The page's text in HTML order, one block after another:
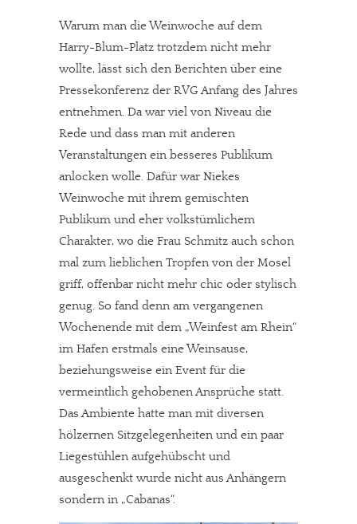
Warum man die Weinwoche auf dem
Harry-Blum-Platz trotzdem nicht mehr
wollte, lässt sich den Berichten über eine
Pressekonferenz der RVG Anfang des Jahres
entnehmen. Da war viel von Niveau die
Rede und dass man mit anderen
Veranstaltungen ein besseres Publikum
anlocken wolle. Dafür war Niekes
Weinwoche mit ihrem gemischten
Publikum und eher volkstümlichem
Charakter, wo die Frau Schmitz auch schon
mal zum lieblichen Tropfen von der Mosel
griff, offenbar nicht mehr chic oder stylisch
genug. So fand denn am vergangenen
Wochenende mit dem „Weinfest am Rhein“
im Hafen erstmals eine Weinsause,
beziehungsweise ein Event für die
vermeintlich gehobenen Ansprüche statt.
Das Ambiente hatte man mit diversen
hölzernen Sitzgelegenheiten und ein paar
Liegestühlen aufgehübscht und
ausgeschenkt wurde nicht aus Anhängern
sondern in „Cabanas“.